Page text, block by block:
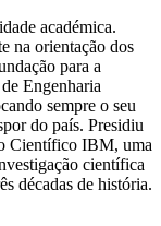
académica.
na orientação dos
para a
Engenharia
sempre o seu
do país. Presidiu
Científico IBM, uma
científica
décadas de história.